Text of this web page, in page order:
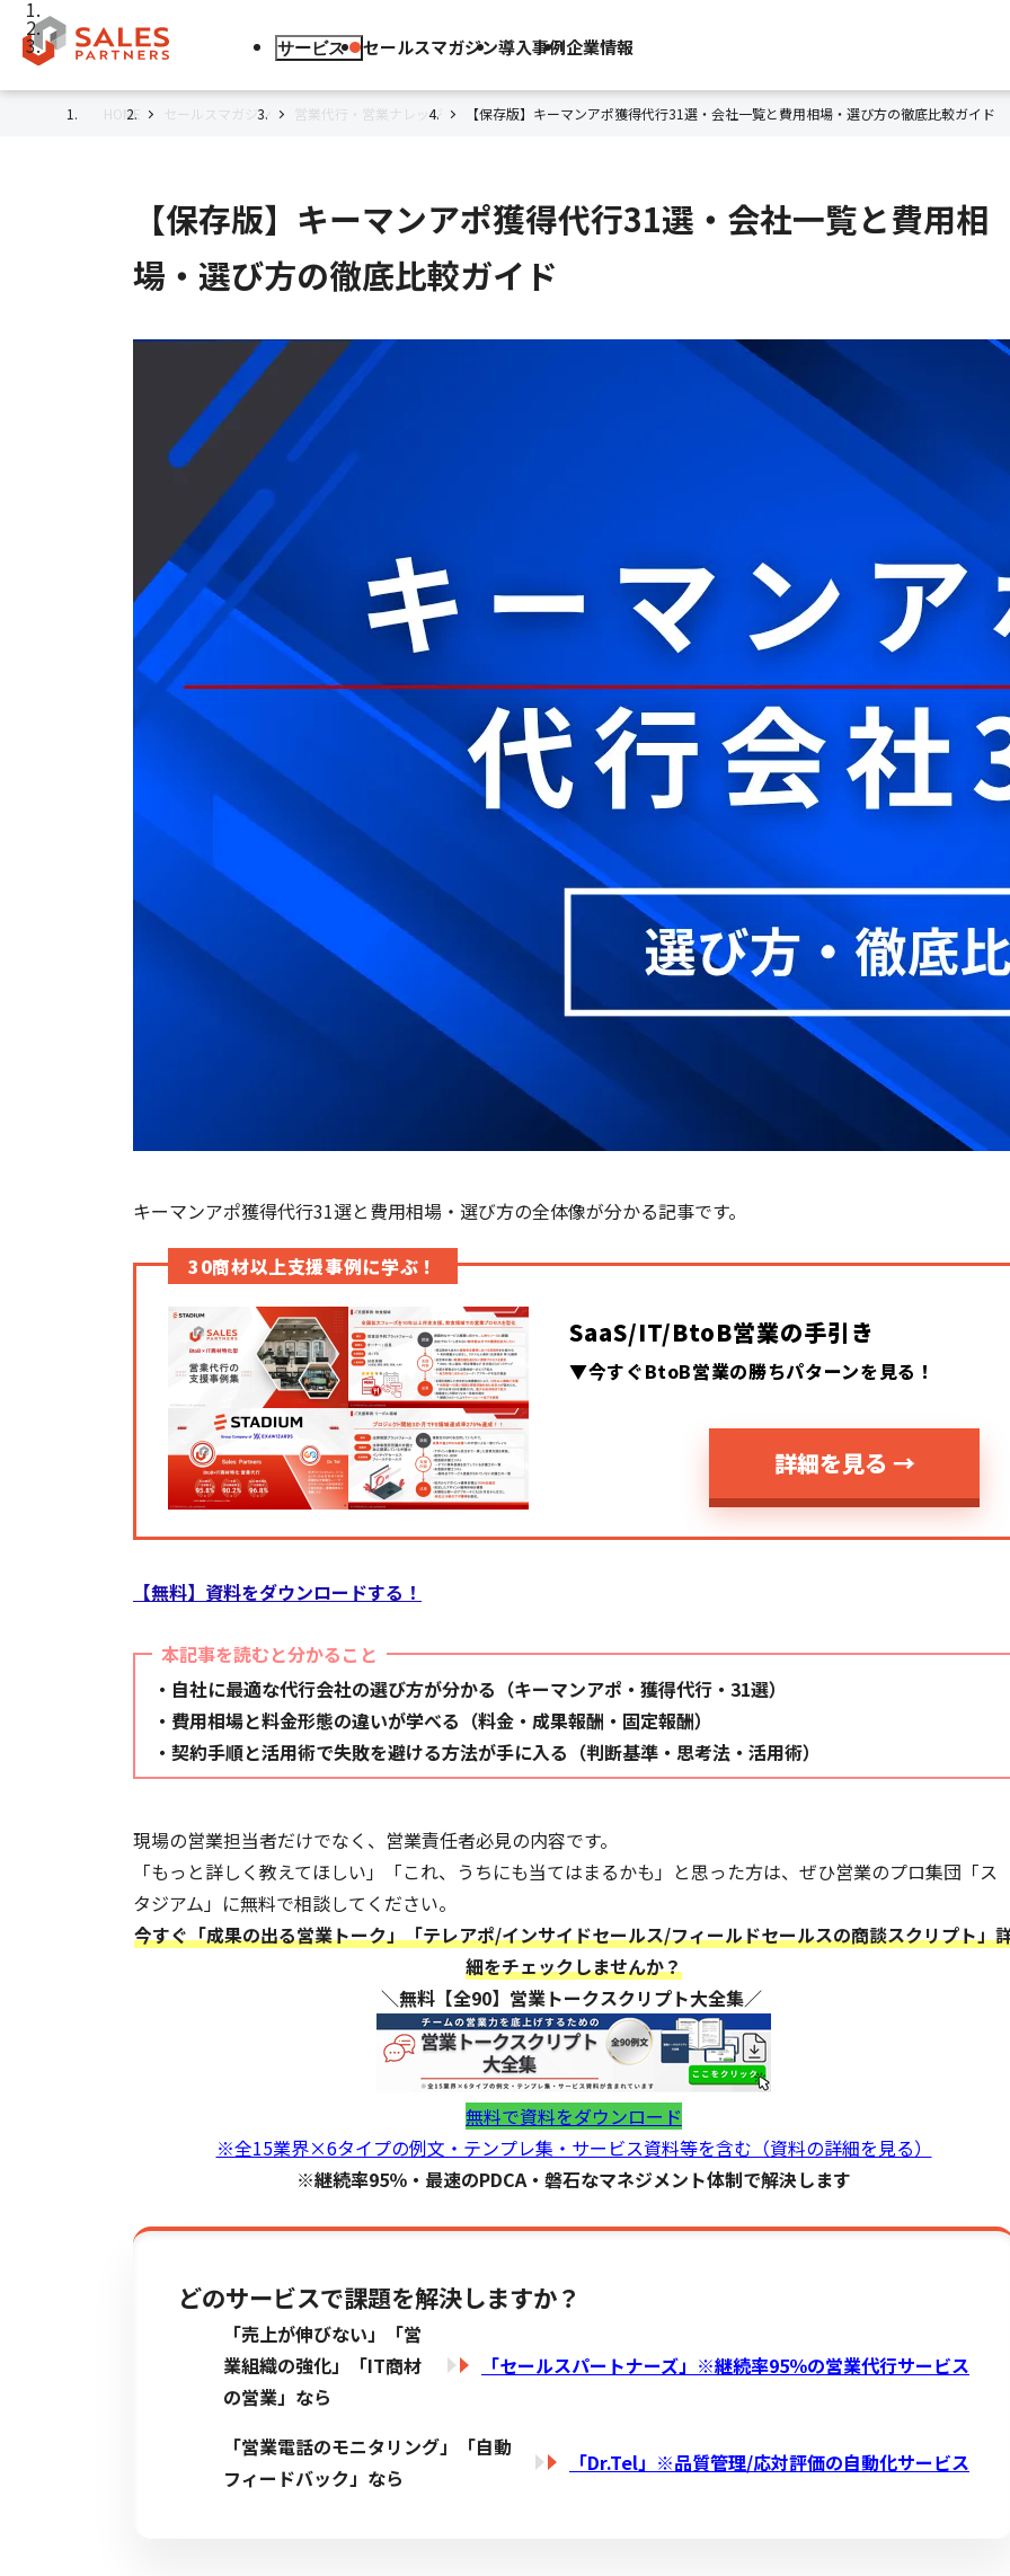
サービス セールスマガジン導入事例企業情報
HOME セールスマガジン 営業代行・営業ナレッジ 【保存版】キーマンアポ獲得代行31選・会社一覧と費用相場・選び方の徹底比較ガイド
【保存版】キーマンアポ獲得代行31選・会社一覧と費用相
場・選び方の徹底比較ガイド
キーマンアポ獲得代行31選と費用相場・選び方の全体像が分かる記事です。
30商材以上支援事例に学ぶ！
SaaS/IT/BtoB営業の手引き
▼今すぐBtoB営業の勝ちパターンを見る！
詳細を見る →
【無料】資料をダウンロードする！
本記事を読むと分かること
・自社に最適な代行会社の選び方が分かる（キーマンアポ・獲得代行・31選）
・費用相場と料金形態の違いが学べる（料金・成果報酬・固定報酬）
・契約手順と活用術で失敗を避ける方法が手に入る（判断基準・思考法・活用術）
現場の営業担当者だけでなく、営業責任者必見の内容です。
「もっと詳しく教えてほしい」「これ、うちにも当てはまるかも」と思った方は、ぜひ営業のプロ集団「ス
タジアム」に無料で相談してください。
今すぐ「成果の出る営業トーク」「テレアポ/インサイドセールス/フィールドセールスの商談スクリプト」
細をチェックしませんか？
＼無料【全90】営業トークスクリプト大全集／
無料で資料をダウンロード
※全15業界×6タイプの例文・テンプレ集・サービス資料等を含む（資料の詳細を見る）
※継続率95％・最速のPDCA・磐石なマネジメント体制で解決します
どのサービスで課題を解決しますか？
「売上が伸びない」「営
業組織の強化」「IT商材
の営業」なら
「セールスパートナーズ」※継続率95％の営業代行サービス
「営業電話のモニタリング」「自動
フィードバック」なら
「Dr.Tel」※品質管理/応対評価の自動化サービス